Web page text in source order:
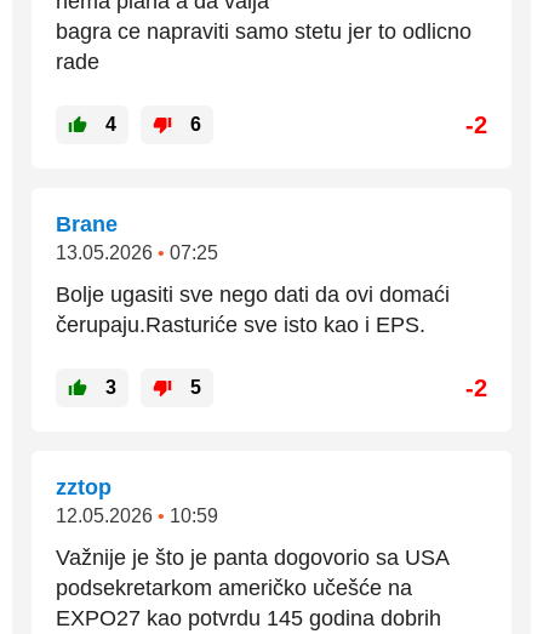
bagra ce napraviti samo stetu jer to odlicno
rade
4 6 -2
Brane
13.05.2026 • 07:25
Bolje ugasiti sve nego dati da ovi domaći
čerupaju.Rasturiće sve isto kao i EPS.
3 5 -2
zztop
12.05.2026 • 10:59
Važnije je što je panta dogovorio sa USA
podsekretarkom američko učešće na
EXPO27 kao potvrdu 145 godina dobrih